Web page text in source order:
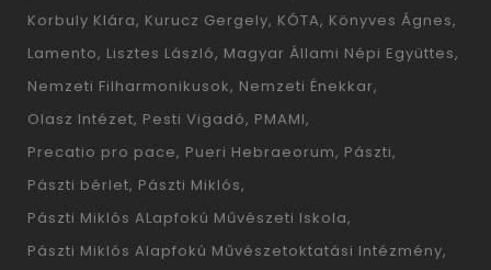
Korbuly Klára Kurucz Gergely KÓTA Könyves Ágnes
Lamento Lisztes László Magyar Állami Népi Együttes
Nemzeti Filharmonikusok Nemzeti Énekkar
Olasz Intézet Pesti Vigadó PMAMI
Precatio pro pace Pueri Hebraeorum Pászti
Pászti bérlet Pászti Miklós
Pászti Miklós ALapfokú Művészeti Iskola
Pászti Miklós Alapfokú Művészetoktatási Intézmény